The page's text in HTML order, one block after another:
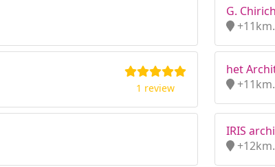
G.
1 review
het
IRIS